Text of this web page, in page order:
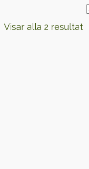
Visar alla 2 resultat